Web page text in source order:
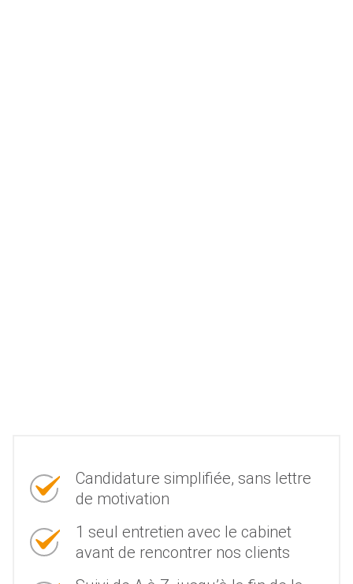
Candidature simplifiée, sans lettre
de motivation
1 seul entretien avec le cabinet
avant de rencontrer nos clients